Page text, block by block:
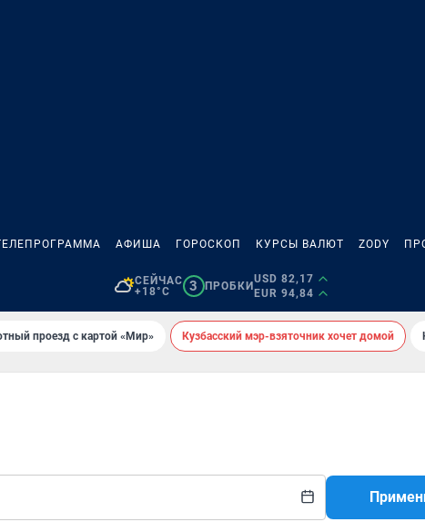
АФИША ГОРОСКОП КУРСЫ ВАЛЮТ ZODY
СЕЙЧАС
+18°C
3 ПРОБКИ
USD 82,17
EUR 94,84
проезд с картой «Мир» Кузбасский мэр-взяточник хочет домой